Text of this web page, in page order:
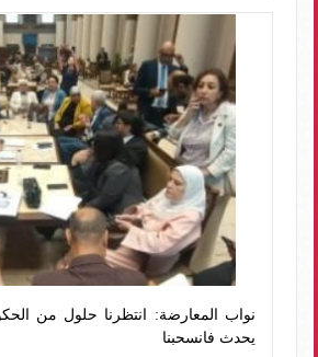
نواب المعارضة: انتظرنا حلول من
يحدث فانسحبنا